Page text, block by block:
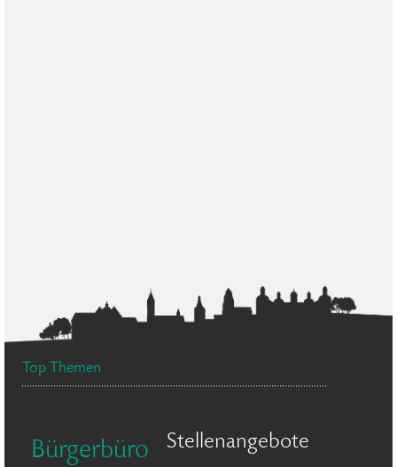
Top Themen
Bürgerbüro Stellenangebote